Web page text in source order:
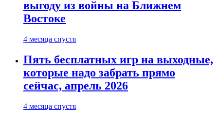
выгоду из войны на Ближнем
Востоке
4 месяца спустя
Пять бесплатных игр на выходные,
которые надо забрать прямо
сейчас, апрель 2026
4 месяца спустя